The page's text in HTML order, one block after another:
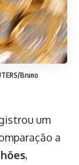
Bruno
um
a
,